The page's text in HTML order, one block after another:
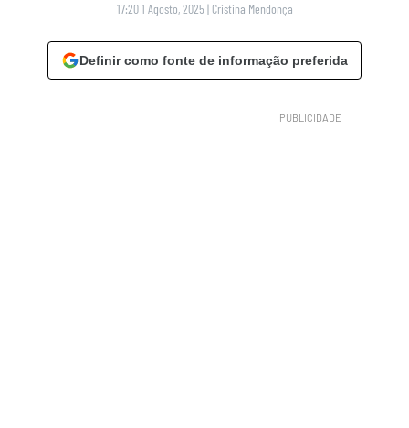
17:20 1 Agosto, 2025 | Cristina Mendonça
Definir como fonte de informação preferida